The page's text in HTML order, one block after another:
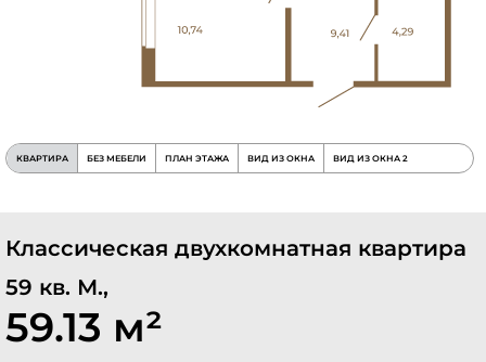
Классическая двухкомнатная квартира
59 кв. М.,
59.13 м²
КВАРТИРА БЕЗ МЕБЕЛИ ПЛАН ЭТАЖА ВИД ИЗ ОКНА ВИД ИЗ ОКНА 2